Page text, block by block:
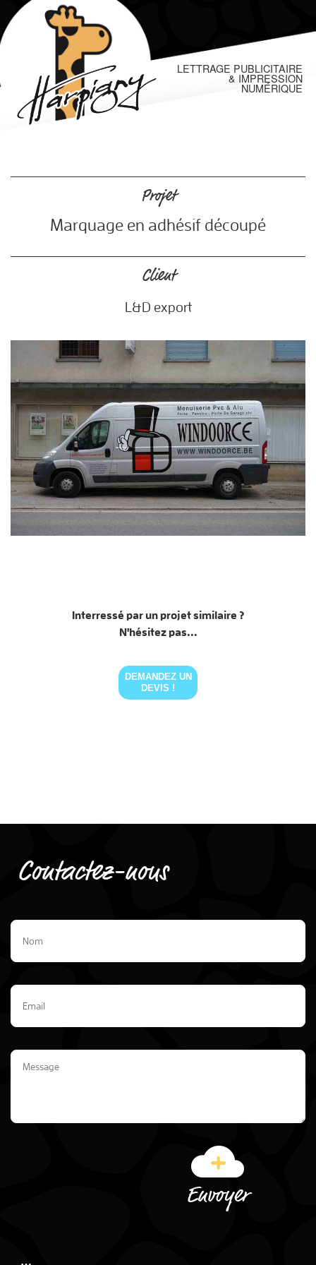
LETTRAGE PUBLICITAIRE
& IMPRESSION
NUMÉRIQUE
Projet
Marquage en adhésif découpé
Client
L&D export
Interressé par un projet similaire ?
N'hésitez pas...
DEMANDEZ UN
DEVIS !
Contactez-nous